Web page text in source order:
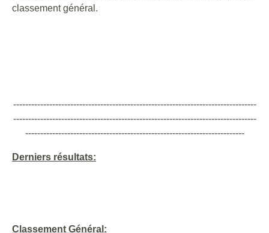
classement général.
---------------------------------------------------------------------------------
---------------------------------------------------------------------------------
-------------------------------------------------------------------------
Derniers résultats:
Classement Général: